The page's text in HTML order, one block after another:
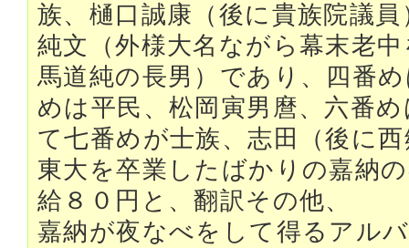
族、樋口誠康（後に貴族院議
純文（外様大名ながら幕末老
馬道純の長男）であり、四番
めは平民、松岡寅男麿、六番
て七番めが士族、志田（後に
東大を卒業したばかりの嘉納
給８０円と、翻訳その他、
嘉納が夜なべをして得るアル